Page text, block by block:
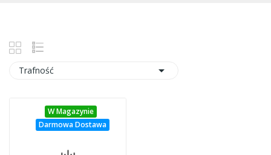
Trafność 
W Magazynie
Darmowa Dostawa